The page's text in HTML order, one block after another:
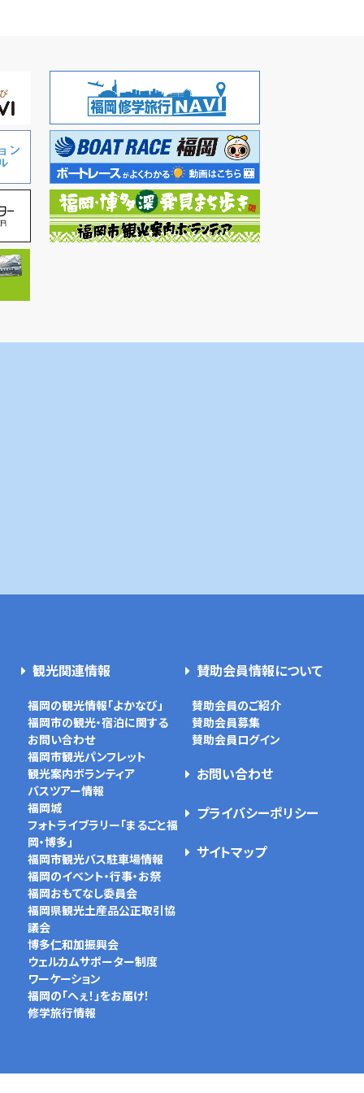
観光関連情報
福岡の観光情報「よかなび」
福岡市の観光・宿泊に関する
お問い合わせ
福岡市観光パンフレット
観光案内ボランティア
バスツアー情報
福岡城
フォトライブラリー「まるごと福
岡・博多」
福岡市観光バス駐車場情報
福岡のイベント・行事・お祭
福岡おもてなし委員会
福岡県観光土産品公正取引協
議会
博多仁和加振興会
ウェルカムサポーター制度
ワーケーション
福岡の「へぇ！」をお届け！
修学旅行情報
賛助会員情報について
賛助会員のご紹介
賛助会員募集
賛助会員ログイン
お問い合わせ
プライバシーポリシー
サイトマップ